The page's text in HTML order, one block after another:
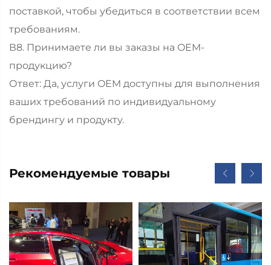
поставкой, чтобы убедиться в соответствии всем
требованиям.
В8. Принимаете ли вы заказы на OEM-
продукцию?
Ответ: Да, услуги OEM доступны для выполнения
ваших требований по индивидуальному
брендингу и продукту.
Рекомендуемые товары